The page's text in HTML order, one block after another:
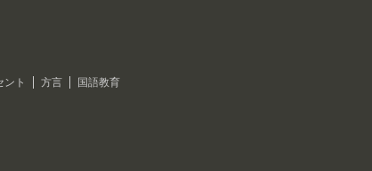
ント 方言
国語教育